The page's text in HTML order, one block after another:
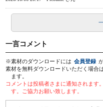
一言コメント
※素材のダウンロードには 会員登録
素材を無料ダウンロードいただく場合
ます。
コメントは投稿者さまに通知されます
す。ご協力お願い致します。